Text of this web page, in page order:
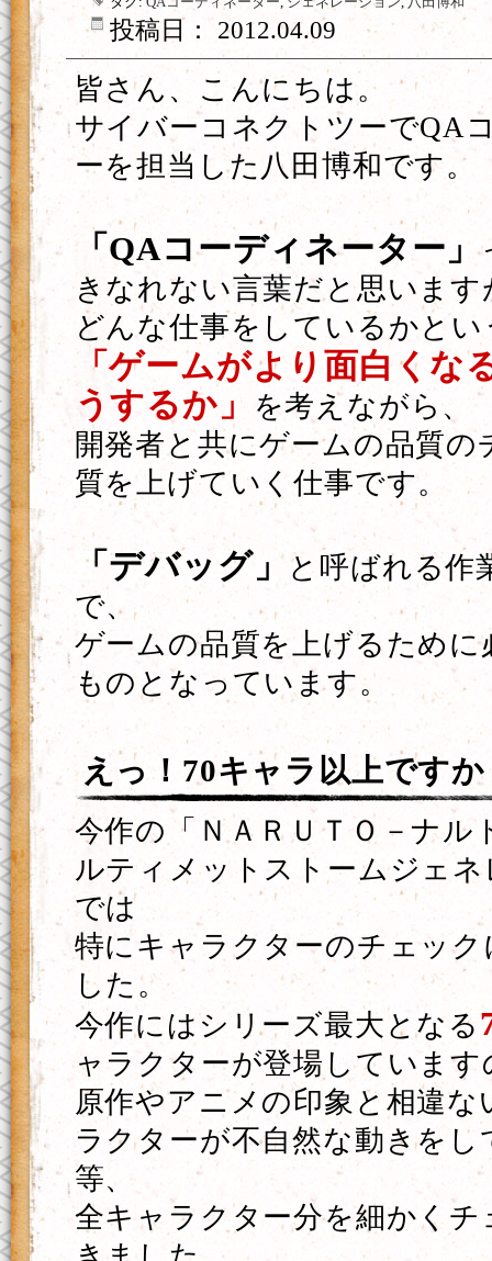
投稿日： 2012.04.09
皆さん、こんにちは。
サイバーコネクトツーでQA
ーを担当した八田博和です。
「QAコーディネーター」
きなれない言葉だと思います
どんな仕事をしているかとい
「ゲームがより面白くな
うするか」
を考えながら、
開発者と共にゲームの品質の
質を上げていく仕事です。
「デバッグ」 と呼ばれる作
で、
ゲームの品質を上げるために
ものとなっています。
えっ！70キャラ以上です
今作の「ＮＡＲＵＴＯ－ナル
ルティメットストームジェ
では
特にキャラクターのチェッ
した。
今作にはシリーズ最大となる
ャラクターが登場しています
原作やアニメの印象と相違な
ラクターが不自然な動きをし
等、
全キャラクター分を細かく